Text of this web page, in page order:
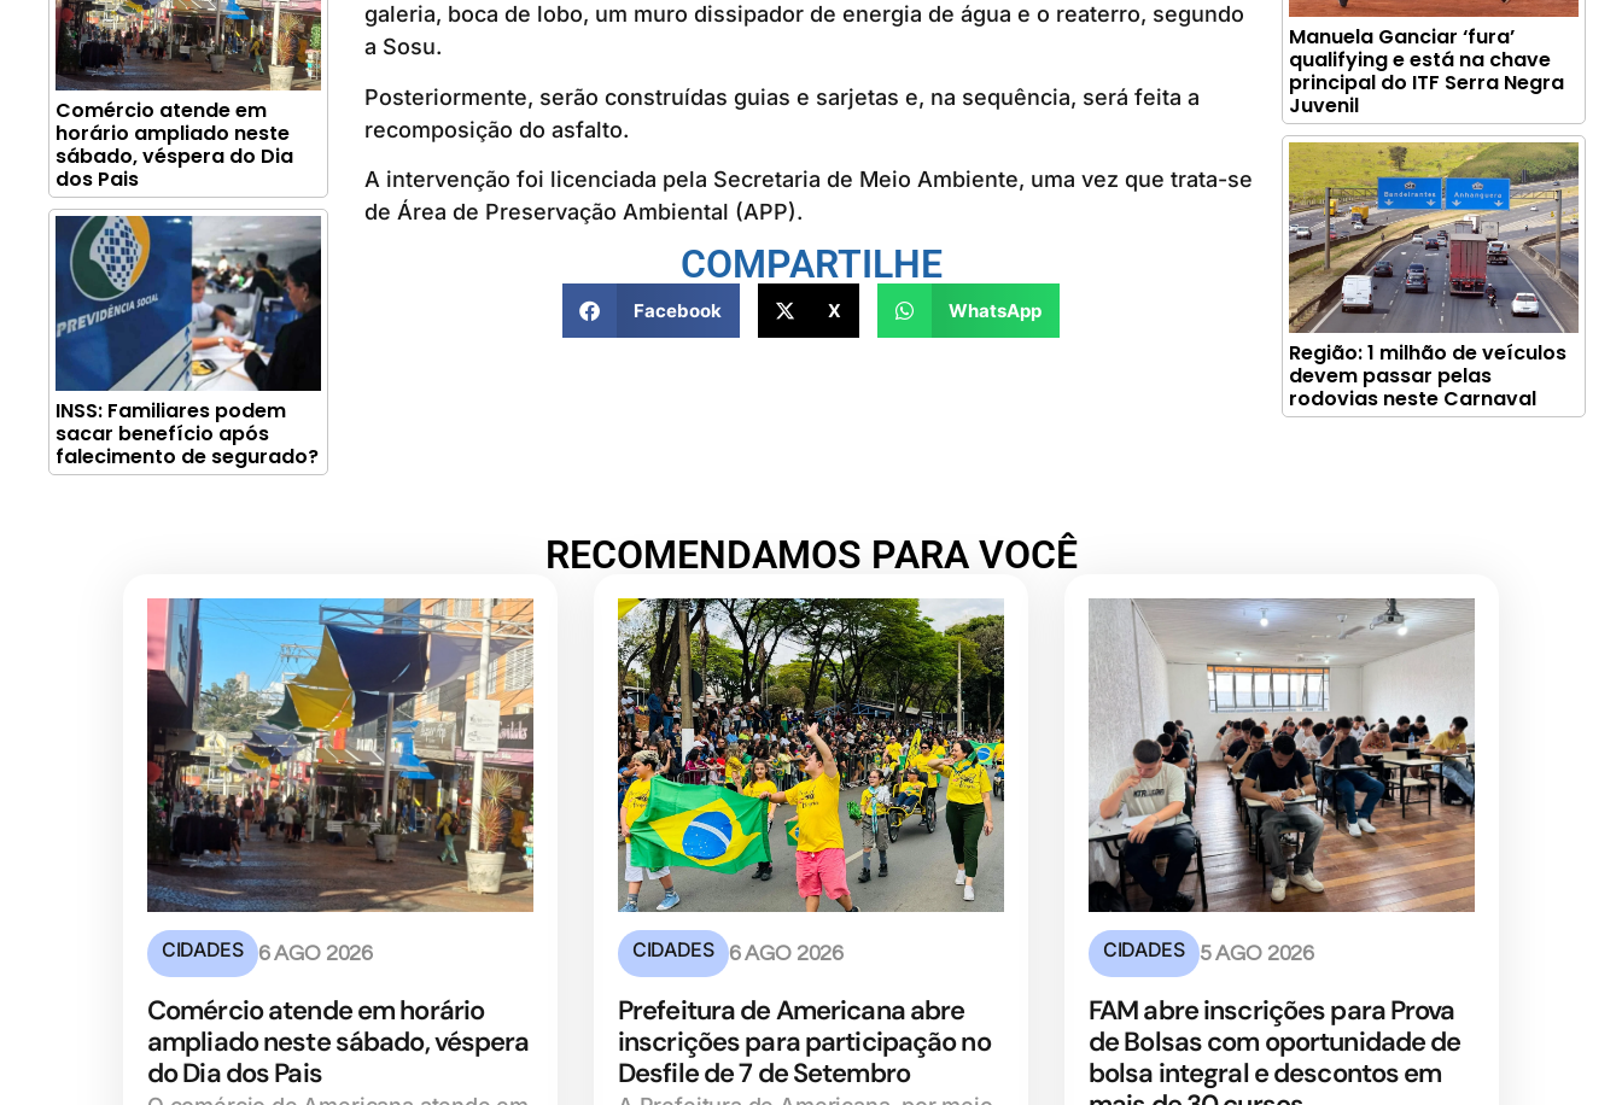
Comércio atende em
horário ampliado neste
sábado, véspera do Dia
dos Pais
INSS: Familiares podem
sacar benefício após
falecimento de segurado?
galeria, boca de lobo, um muro dissipador de energia de água e o reaterro, segundo
a Sosu.
Posteriormente, serão construídas guias e sarjetas e, na sequência, será feita a
recomposição do asfalto.
A intervenção foi licenciada pela Secretaria de Meio Ambiente, uma vez que trata-se
de Área de Preservação Ambiental (APP).
COMPARTILHE
Facebook X WhatsApp
Manuela Ganciar ‘fura’
qualifying e está na chave
principal do ITF Serra Negra
Juvenil
Região: 1 milhão de veículos
devem passar pelas
rodovias neste Carnaval
RECOMENDAMOS PARA VOCÊ
CIDADES 6 AGO 2026
Comércio atende em horário
ampliado neste sábado, véspera
do Dia dos Pais
CIDADES 6 AGO 2026
Prefeitura de Americana abre
inscrições para participação no
Desfile de 7 de Setembro
CIDADES 5 AGO 2026
FAM abre inscrições para Prova
de Bolsas com oportunidade de
bolsa integral e descontos em